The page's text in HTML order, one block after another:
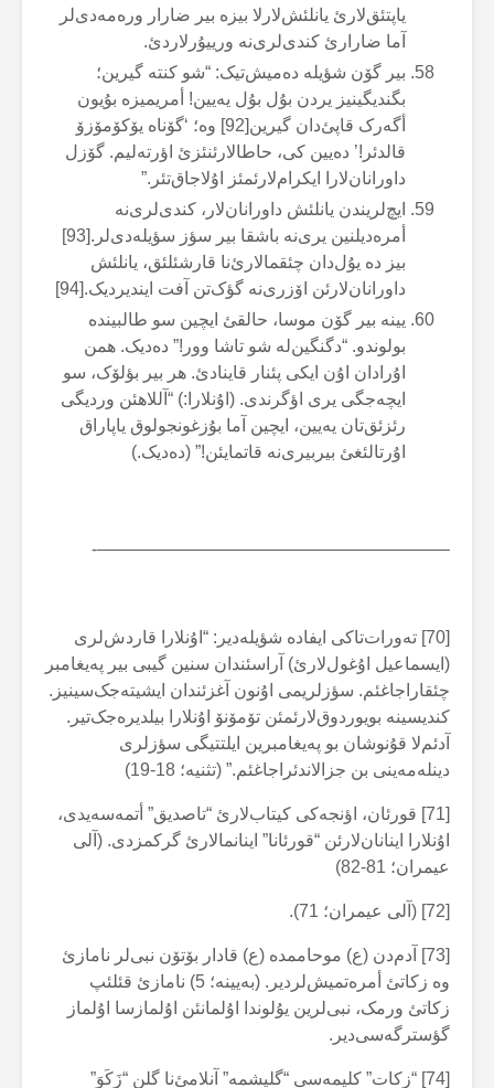
یاپتئق‌لارئ یانلئش‌لارلا بیزە بیر ضارار ورەمەدی‌لر
آما ضارارئ کندی‌لری‌نە ورییۇرلاردئ.
بیر گۆن شؤیلە دەمیش‌تیک: “شو کنتە گیرین؛
بگندیگینیز یردن بۇل بۇل یەیین! أمریمیزە بۇیون
أگەرک قاپئ‌دان گیرین[92] وە؛ ‘گۆناە یۆکۆمۆزۆ
قالدئر!’ دەیین کی، حاطالارئنئزئ اؤرتەلیم. گۆزل
داورانان‌لارا ایکرام‌لارئمئز اۇلاجاق‌تئر.”
ایچ‌لریندن یانلئش داورانان‌لار، کندی‌لری‌نە
أمرەدیلنین یری‌نە باشقا بیر سؤز سؤیلەدی‌لر.[93]
بیز دە یۇل‌دان چئقمالارئ‌نا قارشئلئق، یانلئش
داورانان‌لارئن اۆزری‌نە گؤک‌تن آفت ایندیردیک.[94]
یینە بیر گۆن موسا، حالقئ ایچین سو طالبیندە
بولوندو. “دگنگین‌لە شو تاشا وور!” دەدیک. همن
اۇرادان اۇن ایکی پئنار قاینادئ. هر بیر بؤلۆک، سو
ایچەجگی یری اؤگرندی. (اۇنلارا:) “آللاهئن وردیگی
رئزئق‌تان یەیین، ایچین آما بۇزغونجولوق یاپاراق
اۇرتالئغئ بیربیری‌نە قاتمایئن!” (دەدیک.)
————————————————————-
[70] تەورات‌تاکی ایفادە شؤیلەدیر: “اۇنلارا قاردش‌لری
(ایسماعیل اۇغول‌لارئ) آراسئندان سنین گیبی بیر پەیغامبر
چئقاراجاغئم. سؤزلریمی اۇنون آغزئندان ایشیتەجک‌سینیز.
کندیسینە بویوردوق‌لارئمئن تۆمۆنۆ اۇنلارا بیلدیرەجک‌تیر.
آدئم‌لا قۇنوشان بو پەیغامبرین ایلتتیگی سؤزلری
دینلەمەینی بن جزالاندئراجاغئم.” (تثنیە؛ 18-19)
[71] قورئان، اؤنجەکی کیتاب‌لارئ “تاصدیق” أتمەسەیدی،
اۇنلارا اینانان‌لارئن “قورئانا” اینانمالارئ گرکمزدی. (آلی
عیمران؛ 81-82)
[72] (آلی عیمران؛ 71).
[73] آدم‌دن (ع) موحاممدە (ع) قادار بۆتۆن نبی‌لر نامازئ
وە زکاتئ أمرەتمیش‌لردیر. (بەیینە؛ 5) نامازئ قئلئپ
زکاتئ ورمک، نبی‌لرین یۇلوندا اۇلمانئن اۇلمازسا اۇلماز
گؤسترگەسی‌دیر.
[74] “زکات” کلیمەسی “گلیشمە” آنلامئ‌نا گلن “زَکَوَ”